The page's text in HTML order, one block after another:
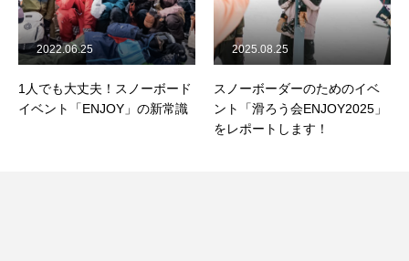
1人でも大丈夫！スノーボード
イベント「ENJOY」の新常識
2022.06.25
スノーボーダーのためのイベ
ント「滑ろう会ENJOY2025」
をレポートします！
2025.08.25